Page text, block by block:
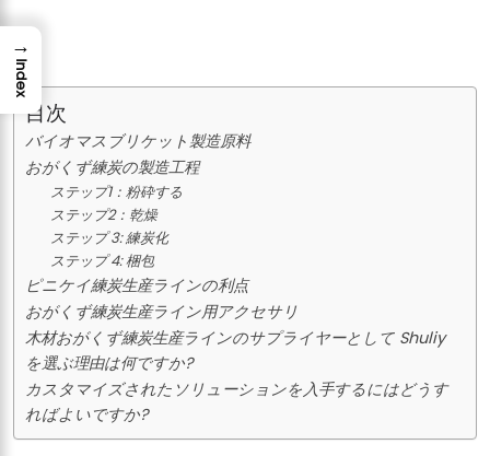
目次
バイオマスブリケット製造原料
おがくず練炭の製造工程
ステップ1：粉砕する
ステップ2：乾燥
ステップ 3: 練炭化
ステップ 4: 梱包
ピニケイ練炭生産ラインの利点
おがくず練炭生産ライン用アクセサリ
木材おがくず練炭生産ラインのサプライヤーとして Shuliy
を選ぶ理由は何ですか?
カスタマイズされたソリューションを入手するにはどうす
ればよいですか?
→
Index